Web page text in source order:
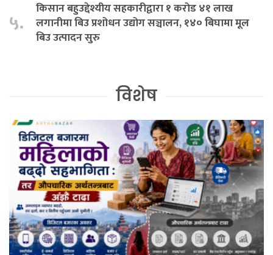
५.
किसान बहुउद्देश्यीय सहकारीद्वारा १ करोड ४१ लाख
लगानीमा बिउ प्रशोधन उद्योग सञ्चालन, १४० बिघामा मूल
बिउ उत्पादन सुरु
विशेष